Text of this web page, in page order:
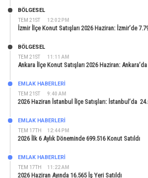
TEM 21ST 12:02 PM
BÖLGESEL
İzmir İlçe Konut Satışları 2026 Haziran: İzmir’de
TEM 21ST 11:11 AM
BÖLGESEL
Ankara İlçe Konut Satışları 2026 Haziran:
TEM 21ST 9:40 AM
EMLAK HABERLERI
2026 Haziran İstanbul İlçe Satışları: İstanbul’da
TEM 17TH 12:44 PM
EMLAK HABERLERI
2026 İlk 6 Aylık Döneminde 699.516 Konut Satıldı
TEM 17TH 11:22 AM
EMLAK HABERLERI
2026 Haziran Ayında 16.565 İş Yeri Satıldı